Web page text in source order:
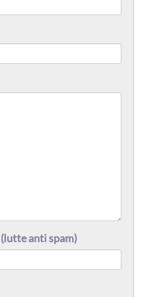
(lutte anti spam)